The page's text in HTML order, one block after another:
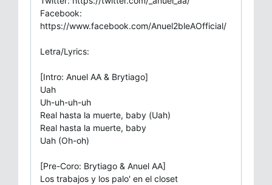
Facebook:
https://www.facebook.com/Anuel2bleAOfficial/
Letra/Lyrics:
[Intro: Anuel AA & Brytiago]
Uah
Uh-uh-uh-uh
Real hasta la muerte, baby (Uah)
Real hasta la muerte, baby
Uah (Oh-oh)
[Pre-Coro: Brytiago & Anuel AA]
Los trabajos y los palo' en el closet